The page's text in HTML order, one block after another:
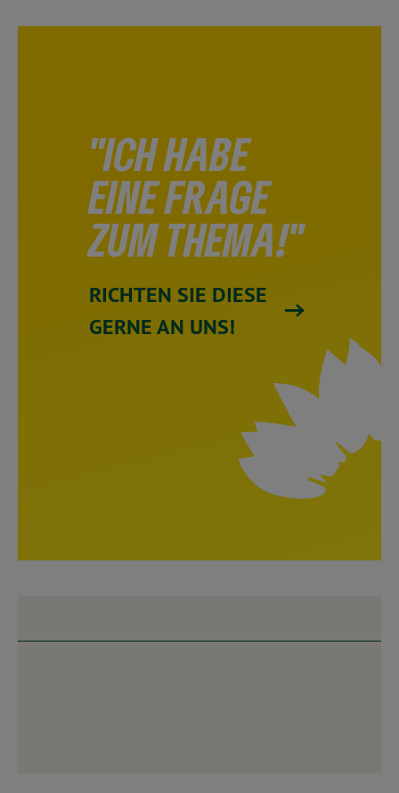
"ICH HABE
EINE FRAGE
ZUM THEMA!"
RICHTEN SIE DIESE
GERNE AN UNS!